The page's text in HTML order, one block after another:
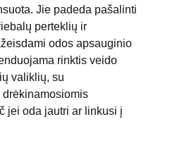
Jie padeda pašalinti
perteklių ir
odos apsauginio
rinktis veido
valiklių, su
jei oda jautri ar linkusi į